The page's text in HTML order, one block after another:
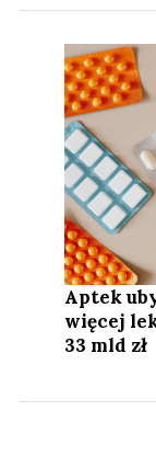
Aptek
więcej
33 mld zł